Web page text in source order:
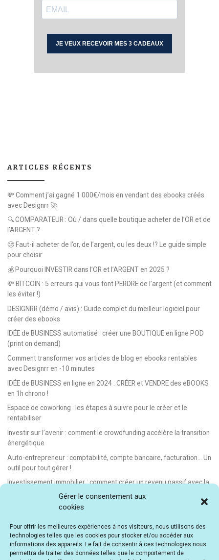
Gérer le consentement aux
cookies
Pour offrir les meilleures expériences à nos visiteurs, nous utilisons des
technologies telles que les cookies pour stocker et/ou accéder aux
informations des appareils. Le fait de consentir à ces technologies nous
permettra de traiter des données telles que le comportement de
ARTICLES RÉCENTS
💸 Comment j’ai gagné 1 000€/mois en vendant des ebooks créés
avec Designrr 🚀
🔍 COMPARATEUR : Où / dans quelle boutique acheter de l’OR et de
l’ARGENT ?
🧐 Faut-il acheter de l’or, de l’argent, ou les deux !? Le guide simple
pour choisir
💰 Pourquoi INVESTIR dans l’OR et l’ARGENT en 2025 ?
💸 BITCOIN : 5 erreurs qui vous font PERDRE de l’argent (et comment
les éviter !)
DESIGNRR (démo / avis) : Guide complet du meilleur logiciel pour
créer des ebooks
IDÉE de BUSINESS automatisé : créer une BOUTIQUE en ligne POD
(print on demand)
Comment transformer vos articles de blog en ebooks rentables
avec Designrr en -10 minutes
IDÉE de BUSINESS en ligne en 2024 : CRÉER et VENDRE des eBOOKS
en 1h chrono !
Espace de coworking : les étapes à suivre pour le créer et le
rentabiliser
Investir sur l’avenir : comment le crowdfunding accélère la transition
énergétique
Auto-entrepreneur : comptabilité, compte bancaire, facturation… Un
outil pour tout gérer !
Investissement immobilier : comment créer un revenu passif avec la
location saisonnière
E-learning : les meilleurs LMS gratuits et payants pour créer et
Idée de business en ligne automatisé : vendre des formations en e-
learning
E-learning : comment créer et vendre des cours en ligne facilement